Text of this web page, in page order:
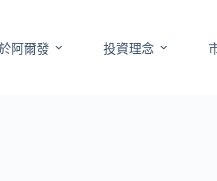
阿爾發 投資理念